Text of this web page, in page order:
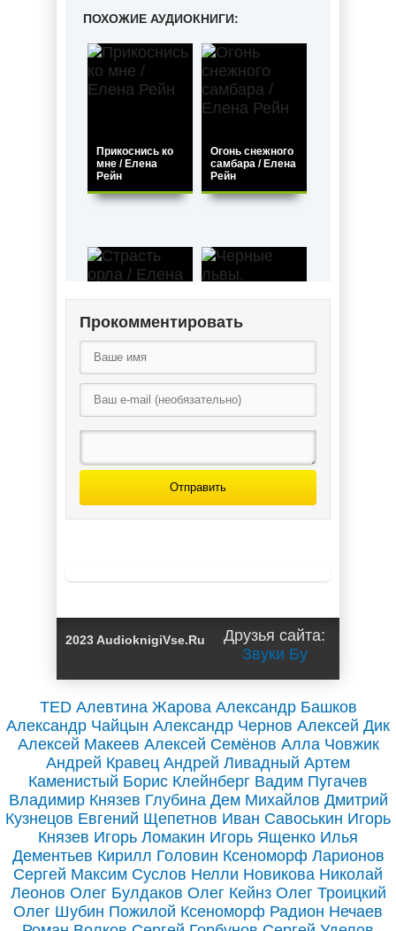
ПОХОЖИЕ АУДИОКНИГИ:
Прикоснись ко
мне / Елена
Рейн
Огонь снежного
самбара / Елена
Рейн
Косухина
Прокомментировать
Отправить
2023 AudioknigiVse.Ru
Друзья сайта:
Звуки Бу
TED Алевтина Жарова Александр Башков
Александр Чайцын Александр Чернов Алексей Дик
Алексей Макеев Алексей Семёнов Алла Човжик
Андрей Кравец Андрей Ливадный Артем
Каменистый Борис Клейнберг Вадим Пугачев
Владимир Князев Глубина Дем Михайлов Дмитрий
Кузнецов Евгений Щепетнов Иван Савоськин Игорь
Князев Игорь Ломакин Игорь Ященко Илья
Дементьев Кирилл Головин Ксеноморф Ларионов
Сергей Максим Суслов Нелли Новикова Николай
Леонов Олег Булдаков Олег Кейнз Олег Троицкий
Олег Шубин Пожилой Ксеноморф Радион Нечаев